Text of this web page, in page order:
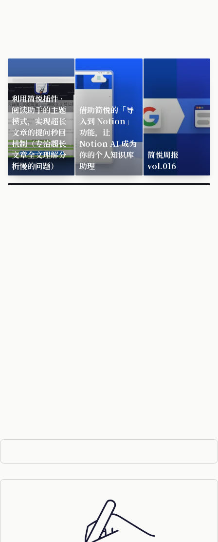
利用简悦插件 ·
阅读助手的主题
模式，实现超长
文章的提问秒回
机制（专治超长
文章全文理解分
析慢的问题）
借助简悦的「导
入到 Notion」
功能，让
Notion AI 成为
你的个人知识库
助理
简悦周报
vol.016